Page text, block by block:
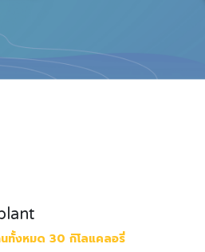
ทั้งหมด 30 กิโลแคลอรี่